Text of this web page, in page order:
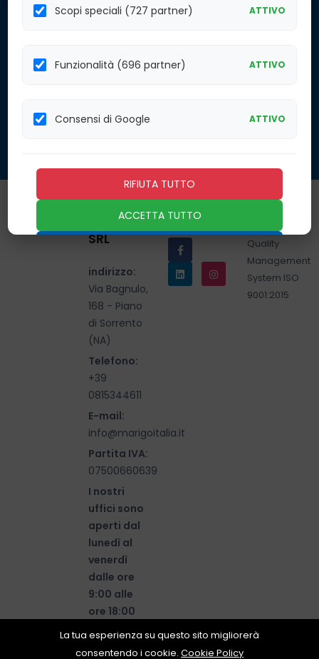
Iscriviti alla
Nostra
nostre offerte.
Inserendo il tuo
MARIGO
ITALIA
SRL
indirizzo:
Via Bagnulo,
168 - Piano
di Sorrento
(NA)
Telefono:
+39
0815344611
E-mail:
info@marigoitalia.it
Partita IVA:
07500660639
I nostri
uffici sono
aperti dal
lunedì al
venerdì
dalle ore
9:00 alle
ore 18:00
Seguici
La tua esperienza su questo sito migliorerà
consentendo i cookie. Cookie Policy
Scopi speciali (727 partner) ATTIVO
Funzionalità (696 partner) ATTIVO
Consensi di Google ATTIVO
RIFIUTA TUTTO
ACCETTA TUTTO
Salva preferenze